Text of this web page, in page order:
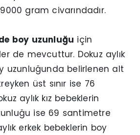
gram civarındadır.
boy uzunluğu için
de mevcuttur. Dokuz aylık
uzunluğunda belirlenen alt
üst sınır ise 76
aylık kız bebeklerin
ise 69 santimetre
erkek bebeklerin boy